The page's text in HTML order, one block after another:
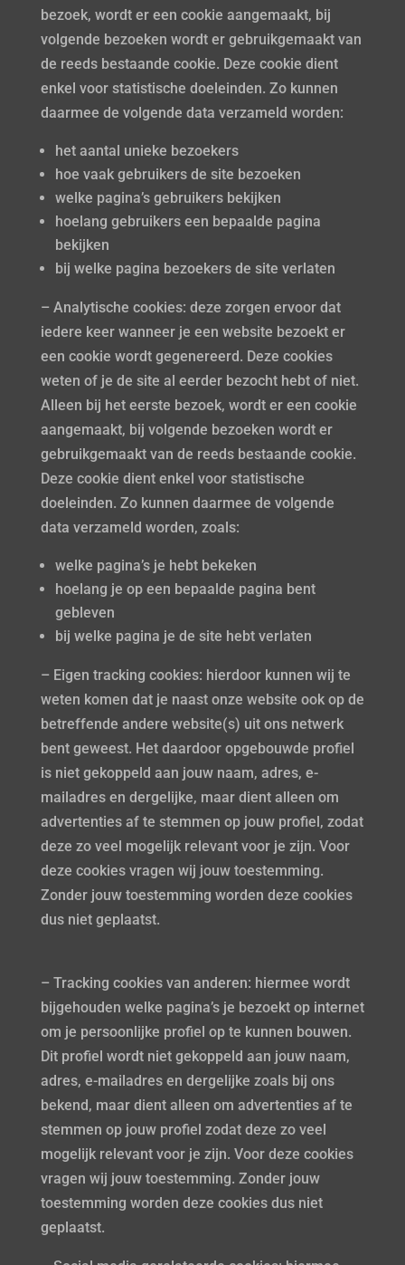
bezoek, wordt er een cookie aangemaakt, bij
volgende bezoeken wordt er gebruikgemaakt van
de reeds bestaande cookie. Deze cookie dient
enkel voor statistische doeleinden. Zo kunnen
daarmee de volgende data verzameld worden:
het aantal unieke bezoekers
hoe vaak gebruikers de site bezoeken
welke pagina’s gebruikers bekijken
hoelang gebruikers een bepaalde pagina
bekijken
bij welke pagina bezoekers de site verlaten
– Analytische cookies: deze zorgen ervoor dat
iedere keer wanneer je een website bezoekt er
een cookie wordt gegenereerd. Deze cookies
weten of je de site al eerder bezocht hebt of niet.
Alleen bij het eerste bezoek, wordt er een cookie
aangemaakt, bij volgende bezoeken wordt er
gebruikgemaakt van de reeds bestaande cookie.
Deze cookie dient enkel voor statistische
doeleinden. Zo kunnen daarmee de volgende
data verzameld worden, zoals:
welke pagina’s je hebt bekeken
hoelang je op een bepaalde pagina bent
gebleven
bij welke pagina je de site hebt verlaten
– Eigen tracking cookies: hierdoor kunnen wij te
weten komen dat je naast onze website ook op de
betreffende andere website(s) uit ons netwerk
bent geweest. Het daardoor opgebouwde profiel
is niet gekoppeld aan jouw naam, adres, e-
mailadres en dergelijke, maar dient alleen om
advertenties af te stemmen op jouw profiel, zodat
deze zo veel mogelijk relevant voor je zijn. Voor
deze cookies vragen wij jouw toestemming.
Zonder jouw toestemming worden deze cookies
dus niet geplaatst.
– Tracking cookies van anderen: hiermee wordt
bijgehouden welke pagina’s je bezoekt op internet
om je persoonlijke profiel op te kunnen bouwen.
Dit profiel wordt niet gekoppeld aan jouw naam,
adres, e-mailadres en dergelijke zoals bij ons
bekend, maar dient alleen om advertenties af te
stemmen op jouw profiel zodat deze zo veel
mogelijk relevant voor je zijn. Voor deze cookies
vragen wij jouw toestemming. Zonder jouw
toestemming worden deze cookies dus niet
geplaatst.